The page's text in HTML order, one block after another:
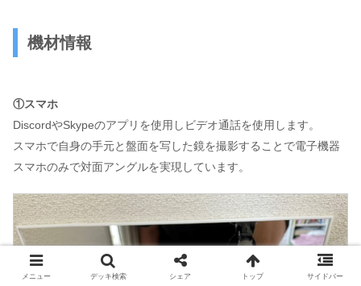
機材情報
①スマホ
DiscordやSkypeのアプリを使用しビデオ通話を使用します。
スマホで自身の手元と盤面を写した鏡を撮影することで電子機器
スマホのみで対面アングルを実現しています。
メニュー デッキ検索 シェア トップ サイドバー